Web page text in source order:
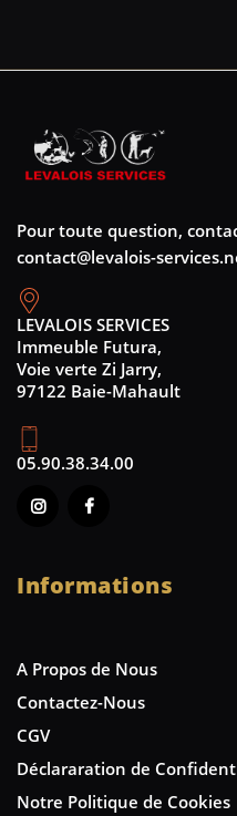
Pour toute question,
contact@levalois-
LEVALOIS SERVICES
Immeuble Futura,
Voie verte Zi Jarry,
97122 Baie-Mahault
05.90.38.34.00
Informations
A Propos de Nous
Contactez-Nous
CGV
Déclararation de
Notre Politique de Cookies